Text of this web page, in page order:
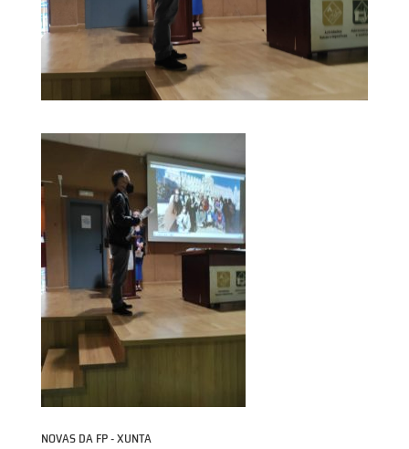
NOVAS DA FP - XUNTA